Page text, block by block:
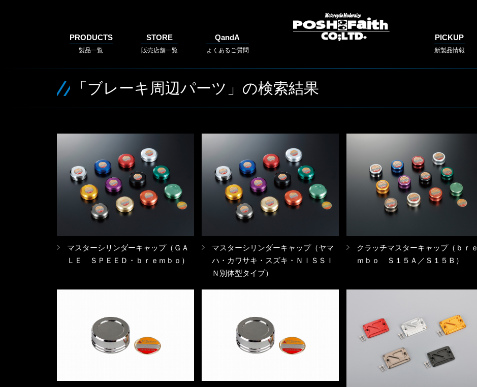
PRODUCTS
製品一覧
STORE
販売店舗一覧
QandA
よくあるご質問
PICKUP
新製品情報
「ブレーキ周辺パーツ」の検索結果
マスターシリンダーキャップ（ＧＡ
ＬＥ ＳＰＥＥＤ・ｂｒｅｍｂｏ）
マスターシリンダーキャップ（ヤマ
ハ・カワサキ・スズキ・ＮＩＳＳＩ
Ｎ別体型タイプ）
クラッチマスターキャップ（ｂｒｅ
ｍｂｏ Ｓ１５Ａ／Ｓ１５Ｂ）